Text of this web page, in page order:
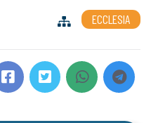
ECCLESIA